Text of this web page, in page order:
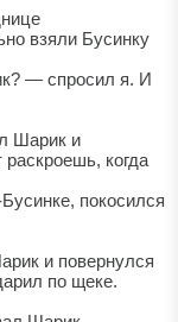
взяли Бусинку
— спросил я. И
Шарик и
когда
покосился
и повернулся
по щеке.